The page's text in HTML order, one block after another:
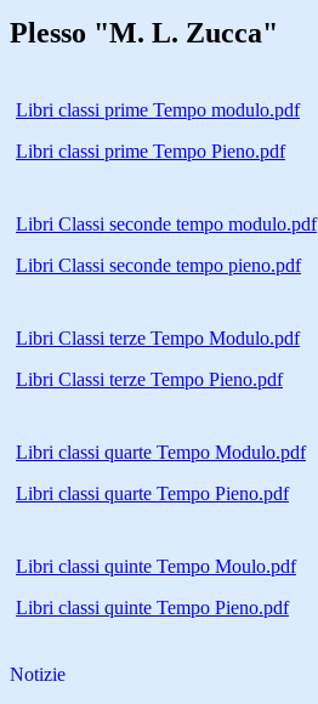
Plesso "M. L. Zucca"
Libri classi prime Tempo modulo.pdf
Libri classi prime Tempo Pieno.pdf
Libri Classi seconde tempo modulo.pdf
Libri Classi seconde tempo pieno.pdf
Libri Classi terze Tempo Modulo.pdf
Libri Classi terze Tempo Pieno.pdf
Libri classi quarte Tempo Modulo.pdf
Libri classi quarte Tempo Pieno.pdf
Libri classi quinte Tempo Moulo.pdf
Libri classi quinte Tempo Pieno.pdf
Notizie